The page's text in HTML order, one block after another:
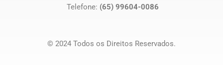
Telefone: (65) 99604-0086
© 2024 Todos os Direitos Reservados.